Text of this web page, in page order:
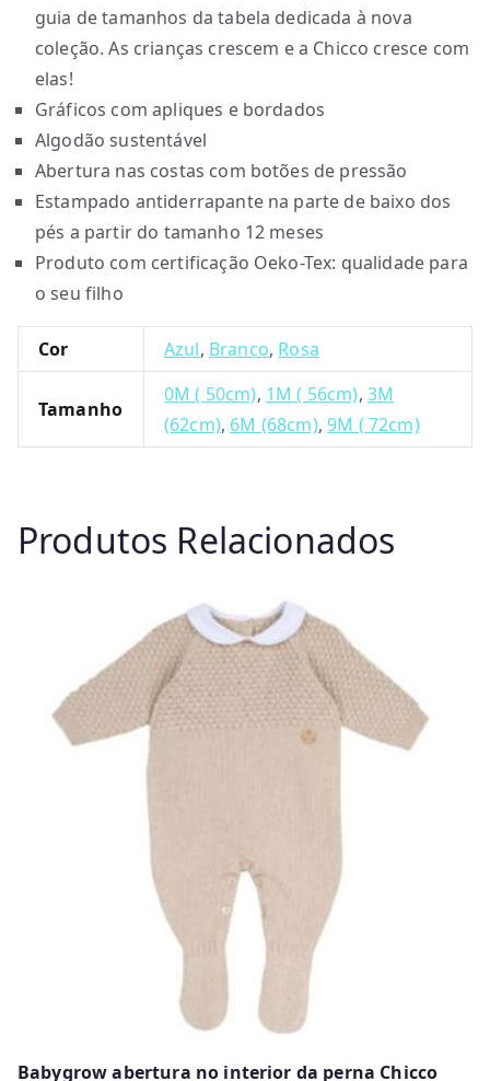
guia de tamanhos da tabela dedicada à nova
coleção. As crianças crescem e a Chicco cresce com
elas!
Gráficos com apliques e bordados
Algodão sustentável
Abertura nas costas com botões de pressão
Estampado antiderrapante na parte de baixo dos
pés a partir do tamanho 12 meses
Produto com certificação Oeko-Tex: qualidade para
o seu filho
Cor Azul, Branco, Rosa
Tamanho
0M ( 50cm), 1M ( 56cm), 3M
(62cm), 6M (68cm),9M ( 72cm)
Produtos Relacionados
Babygrow abertura no interior da perna Chicco